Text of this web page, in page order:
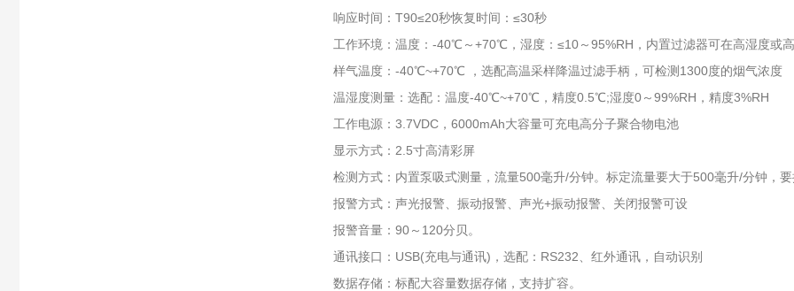
响应时间：T90≤20秒恢复时间：≤30秒
工作环境：温度：-40℃～+70℃，湿度：≤10～95%RH，内置过滤器可在高湿度或
样气温度：-40℃~+70℃ ，选配高温采样降温过滤手柄，可检测1300度的烟气浓度
温湿度测量：选配：温度-40℃~+70℃，精度0.5℃;湿度0～99%RH，精度3%RH
工作电源：3.7VDC，6000mAh大容量可充电高分子聚合物电池
显示方式：2.5寸高清彩屏
检测方式：内置泵吸式测量，流量500毫升/分钟。标定流量要大于500毫升/分钟，
报警方式：声光报警、振动报警、声光+振动报警、关闭报警可设
报警音量：90～120分贝。
通讯接口：USB(充电与通讯)，选配：RS232、红外通讯，自动识别
数据存储：标配大容量数据存储，支持扩容。